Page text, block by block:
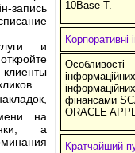
запись
и
на
а
10Base-T.
Корпоративні
фінансами
ORACLE
Кратчайший